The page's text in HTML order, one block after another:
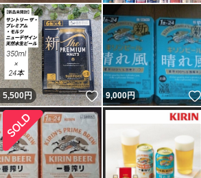
5,500円 いいね！
9,000円